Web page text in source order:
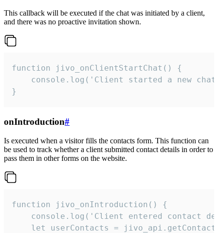
This callback will be executed if the chat was initiated by a client,
and there was no proactive invitation shown.
function jivo_onClientStartChat() {
console.log('Client started a new
}
onIntroduction#
Is executed when a visitor fills the contacts form. This function can
be used to track whether a client submitted contact details in order to
pass them in other forms on the website.
function jivo_onIntroduction() {
console.log('Client entered contact
let userContacts =